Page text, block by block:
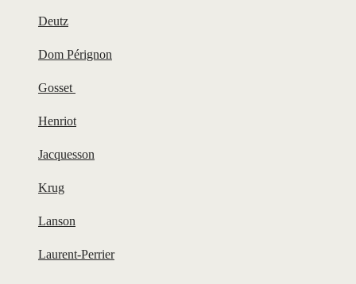
Deutz
Dom Pérignon
Gosset
Henriot
Jacquesson
Krug
Lanson
Laurent-Perrier